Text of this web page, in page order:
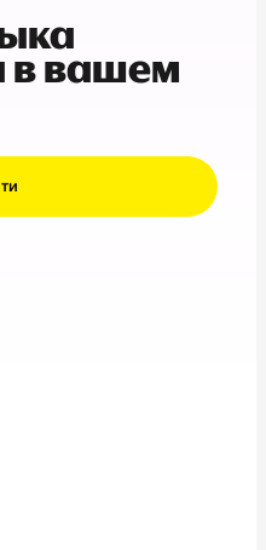
в вашем